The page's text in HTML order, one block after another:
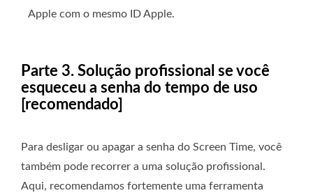
Apple com o mesmo ID Apple.
Parte 3. Solução profissional se você
esqueceu a senha do tempo de uso
[recomendado]
Para desligar ou apagar a senha do Screen Time, você
também pode recorrer a uma solução profissional.
Aqui, recomendamos fortemente uma ferramenta